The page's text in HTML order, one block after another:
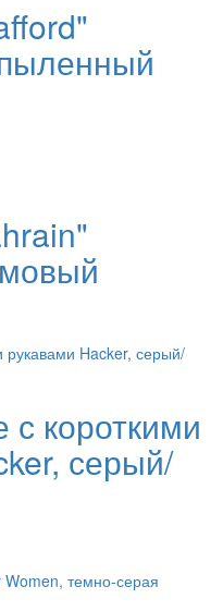
короткими
серый/